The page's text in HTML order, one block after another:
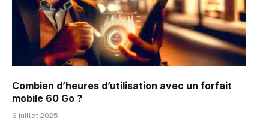
Combien d’heures d’utilisation avec un forfait
mobile 60 Go ?
6 juillet 2025